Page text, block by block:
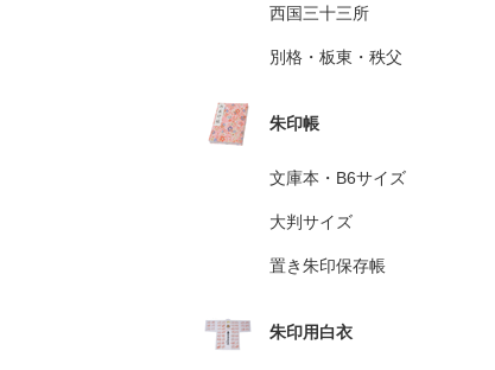
西国三十三所
別格・板東・秩父
朱印帳
文庫本・B6サイズ
大判サイズ
置き朱印保存帳
朱印用白衣